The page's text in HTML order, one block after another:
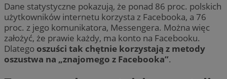
Dane statystyczne pokazują, że ponad 86 proc. polskich
użytkowników internetu korzysta z Facebooka, a 76
proc. z jego komunikatora, Messengera. Można więc
założyć, że prawie każdy, ma konto na Facebooku.
Dlatego oszuści tak chętnie korzystają z metody
oszustwa na „znajomego z Facebooka”.